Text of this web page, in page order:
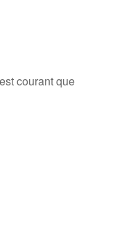
courant que